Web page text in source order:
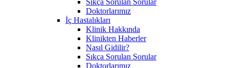
Doktorlarımız
İç Hastalıkları
Klinik Hakkında
Klinikten Haberler
Nasıl Gidilir?
Sıkça Sorulan Sorular
Doktorlarımız